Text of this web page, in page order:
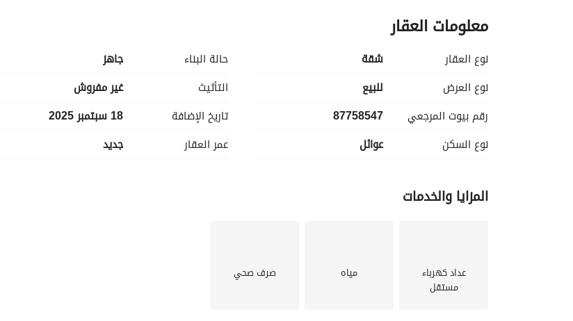
معلومات العقار
نوع العقار
شقة
نوع العرض
للبيع
رقم بيوت المرجعي
87758547
نوع السكن
عوائل
حالة البناء
جاهز
التأثيث
غير مفروش
تاريخ الإضافة
18 سبتمبر 2025
عمر العقار
جديد
المزايا والخدمات
عداد كهرباء
مستقل
مياه صرف صحي